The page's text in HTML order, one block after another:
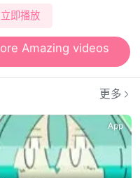
立即播放
Amazing videos
Open the App to send Danmu and watch videos together
更多
App